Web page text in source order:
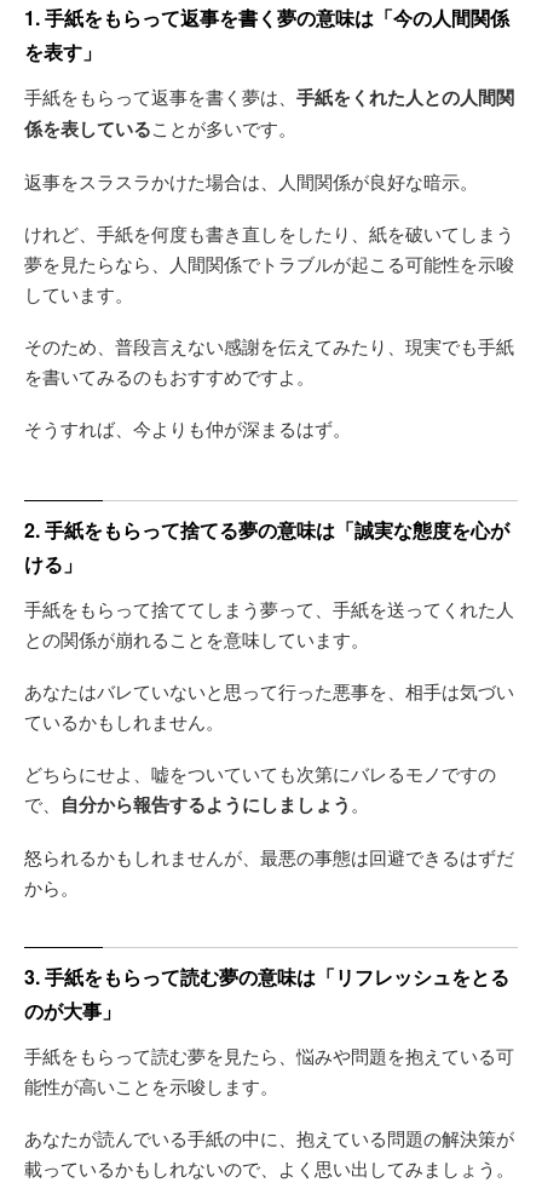
1. 手紙をもらって返事を書く夢の意味は「今の人間関係
を表す」
手紙をもらって返事を書く夢は、 手紙をくれた人との人間関
係を表していることが多いです。
返事をスラスラかけた場合は、人間関係が良好な暗示。
けれど、手紙を何度も書き直しをしたり、紙を破いてしまう
夢を見たらなら、人間関係でトラブルが起こる可能性を示唆
しています。
そのため、普段言えない感謝を伝えてみたり、現実でも手紙
を書いてみるのもおすすめですよ。
そうすれば、今よりも仲が深まるはず。
2. 手紙をもらって捨てる夢の意味は「誠実な態度を心が
ける」
手紙をもらって捨ててしまう夢って、手紙を送ってくれた人
との関係が崩れることを意味しています。
あなたはバレていないと思って行った悪事を、相手は気づい
ているかもしれません。
どちらにせよ、嘘をついていても次第にバレるモノですの
で、 自分から報告するようにしましょう 。
怒られるかもしれませんが、最悪の事態は回避できるはずだ
から。
3. 手紙をもらって読む夢の意味は「リフレッシュをとる
のが大事」
手紙をもらって読む夢を見たら、悩みや問題を抱えている可
能性が高いことを示唆します。
あなたが読んでいる手紙の中に、抱えている問題の解決策が
載っているかもしれないので、よく思い出してみましょう。